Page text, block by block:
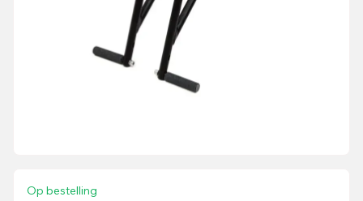
Op bestelling